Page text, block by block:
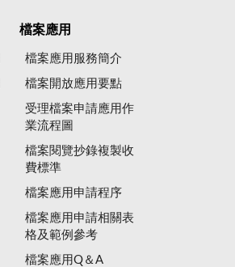
檔案應用
檔案應用服務簡介
檔案開放應用要點
受理檔案申請應用作
業流程圖
檔案閱覽抄錄複製收
費標準
檔案應用申請程序
檔案應用申請相關表
格及範例參考
檔案應用Q＆A